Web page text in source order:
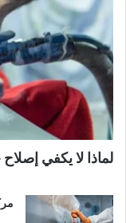
لماذا لا يكفي